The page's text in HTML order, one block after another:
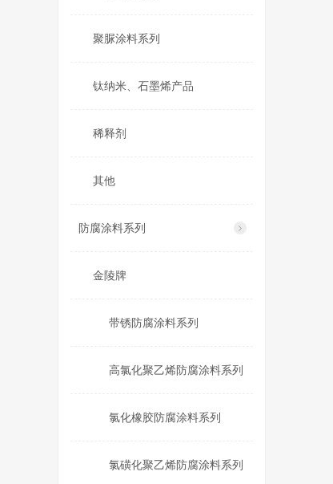
聚脲涂料系列
钛纳米、石墨烯产品
稀释剂
其他
防腐涂料系列
金陵牌
带锈防腐涂料系列
高氯化聚乙烯防腐涂料系列
氯化橡胶防腐涂料系列
氯磺化聚乙烯防腐涂料系列